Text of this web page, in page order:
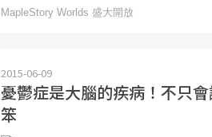
2015-06-09
憂鬱症是大腦的疾病！不只
笨